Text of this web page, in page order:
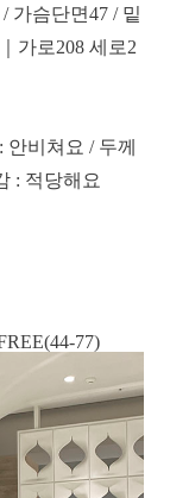
가슴단면47 / 밑
가로208 세로2
비쳐요 / 두께
: 적당해요
77)